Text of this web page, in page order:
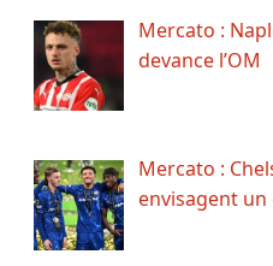
Mercato :
devance l’OM
Mercato :
envisagent un